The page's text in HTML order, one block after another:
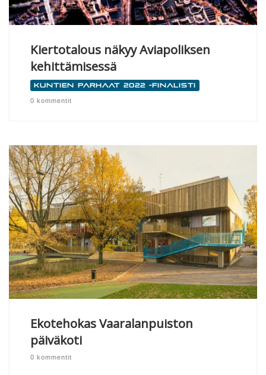
Kiertotalous näkyy Aviapoliksen
kehittämisessä
Kuntien parhaat 2022 -finalisti
0 kommentit
Ekotehokas Vaaralanpuiston
päiväkoti
0 kommentit